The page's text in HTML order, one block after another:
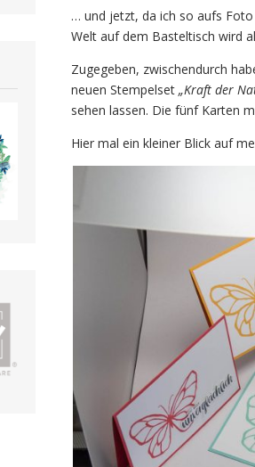
… und jetzt, da ich so aufs Foto
Welt auf dem Basteltisch wird
Zugegeben, zwischendurch
neuen Stempelset „Kraft der
sehen lassen. Die fünf Karten
Hier mal ein kleiner Blick auf